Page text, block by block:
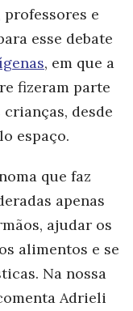
e
esse debate
, em que a
fizeram parte
desde
espaço.
que faz
apenas
ajudar os
alimentos e se
Na nossa
Adrieli